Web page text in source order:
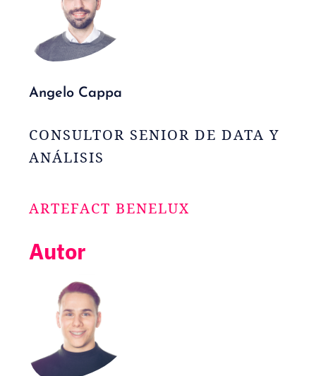
Angelo Cappa
CONSULTOR SENIOR DE DATA Y
ANÁLISIS
ARTEFACT BENELUX
Autor